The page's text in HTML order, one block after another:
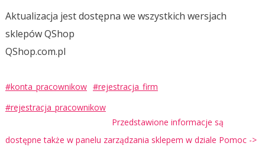
Aktualizacja jest dostępna we wszystkich wersjach
sklepów QShop
QShop.com.pl
#konta_pracownikow #rejestracja_firm
#rejestracja_pracownikow
Przedstawione informacje są
dostępne także w panelu zarządzania sklepem w dziale Pomoc ->